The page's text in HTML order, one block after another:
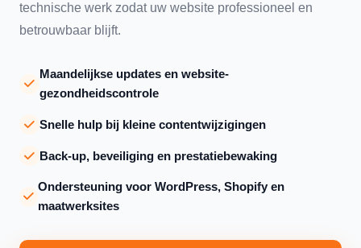
technische werk zodat uw website professioneel en
betrouwbaar blijft.
Maandelijkse updates en website-
gezondheidscontrole
Snelle hulp bij kleine contentwijzigingen
Back-up, beveiliging en prestatiebewaking
Ondersteuning voor WordPress, Shopify en
maatwerksites